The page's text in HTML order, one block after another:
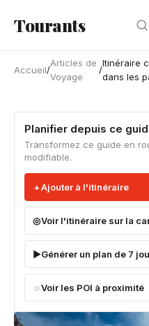
Tourants
Accueil/
Articles de
Voyage
/
Itinéraire
dans les
Planifier depuis ce
Transformez ce guide en
modifiable.
Ajouter à l'itinéraire
Voir l'itinéraire sur la
Générer un plan de 7
Voir les POI à proximité